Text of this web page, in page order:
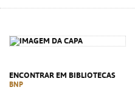
ENCONTRAR EM BIBLIOTECAS
BNP